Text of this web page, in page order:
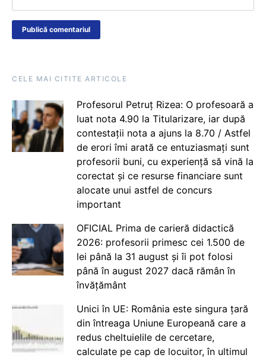
CELE MAI CITITE ARTICOLE
Profesorul Petruț Rizea: O profesoară a
luat nota 4.90 la Titularizare, iar după
contestații nota a ajuns la 8.70 / Astfel
de erori îmi arată ce entuziasmați sunt
profesorii buni, cu experiență să vină la
corectat și ce resurse financiare sunt
alocate unui astfel de concurs
important
OFICIAL Prima de carieră didactică
2026: profesorii primesc cei 1.500 de
lei până la 31 august și îi pot folosi
până în august 2027 dacă rămân în
învățământ
Unici în UE: România este singura țară
din întreaga Uniune Europeană care a
redus cheltuielile de cercetare,
calculate pe cap de locuitor, în ultimul